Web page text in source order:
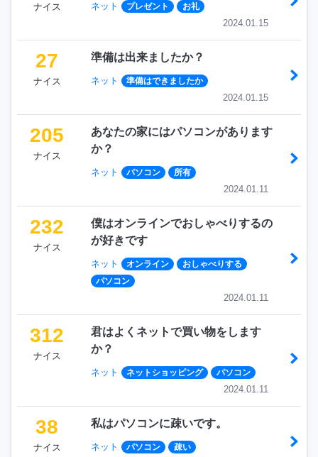
ナイス ネット プレゼント お礼
2024.01.15
27
ナイス
準備は出来ましたか？
ネット 準備はできましたか
2024.01.15
205
ナイス
あなたの家にはパソコンがあります
か？
ネット パソコン 所有
2024.01.11
232
ナイス
僕はオンラインでおしゃべりするの
が好きです
ネット オンライン
おしゃべりする
パソコン
2024.01.11
312
ナイス
君はよくネットで買い物をします
か？
ネット ネットショッピング パソコン
2024.01.11
38
ナイス
私はパソコンに疎いです。
ネット パソコン 疎い